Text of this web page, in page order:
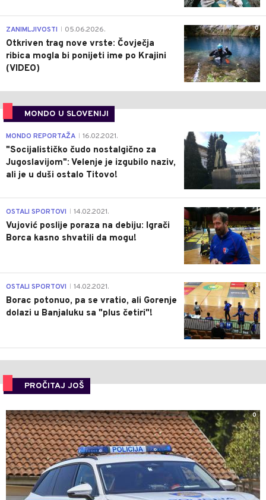
0
ZANIMLJIVOSTI 05.06.2026.
Otkriven trag nove vrste: Čovječja
ribica mogla bi ponijeti ime po Krajini
(VIDEO)
MONDO U SLOVENIJI
4
MONDO REPORTAŽA 16.02.2021.
"Socijalističko čudo nostalgično za
Jugoslavijom": Velenje je izgubilo naziv,
ali je u duši ostalo Titovo!
1
OSTALI SPORTOVI 14.02.2021.
Vujović poslije poraza na debiju: Igrači
Borca kasno shvatili da mogu!
3
OSTALI SPORTOVI 14.02.2021.
Borac potonuo, pa se vratio, ali Gorenje
dolazi u Banjaluku sa "plus četiri"!
PROČITAJ JOŠ
0